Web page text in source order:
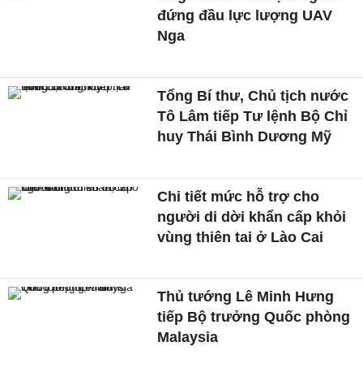
đứng đầu lực lượng UAV
Nga
Tổng Bí thư, Chủ tịch nước
Tô Lâm tiếp Tư lệnh Bộ Chỉ
huy Thái Bình Dương Mỹ
Chi tiết mức hỗ trợ cho
người di dời khẩn cấp khỏi
vùng thiên tai ở Lào Cai
Thủ tướng Lê Minh Hưng
tiếp Bộ trưởng Quốc phòng
Malaysia